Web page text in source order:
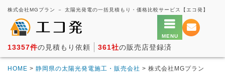
株式会社MGプラン － 太陽光発電の一括見積もり・価格比較サービス【エコ発】
13357件の見積もり依頼 361社の販売店登録済
HOME > 静岡県の太陽光発電施工・販売会社 > 株式会社MGプラン